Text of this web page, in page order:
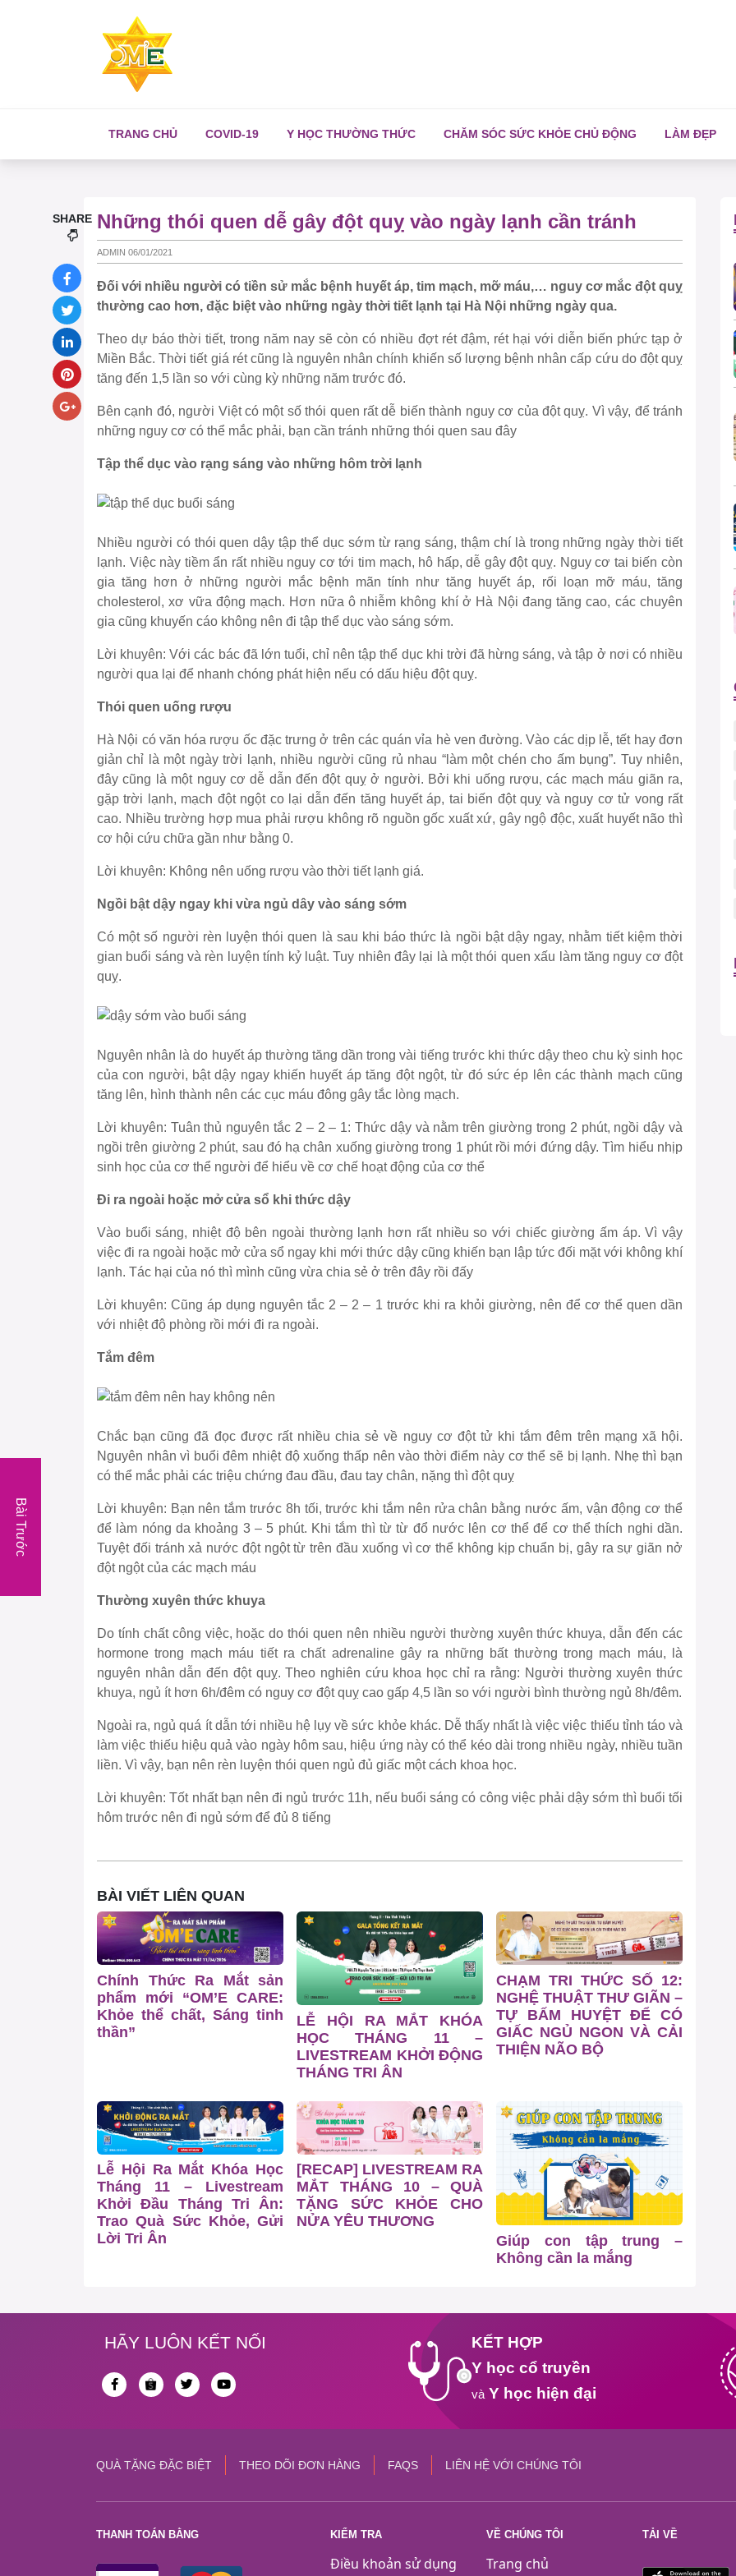
TRANG CHỦ COVID-19 Y HỌC THƯỜNG THỨC CHĂM SÓC SỨC KHỎE CHỦ ĐỘNG LÀM ĐẸP
Những thói quen dễ gây đột quỵ vào ngày lạnh cần tránh
ADMIN 06/01/2021
Đối với nhiều người có tiền sử mắc bệnh huyết áp, tim mạch, mỡ máu,… nguy cơ mắc đột quỵ
thường cao hơn, đặc biệt vào những ngày thời tiết lạnh tại Hà Nội những ngày qua.
Theo dự báo thời tiết, trong năm nay sẽ còn có nhiều đợt rét đậm, rét hại với diễn biến phức tạp ở
Miền Bắc. Thời tiết giá rét cũng là nguyên nhân chính khiến số lượng bệnh nhân cấp cứu do đột quỵ
tăng đến 1,5 lần so với cùng kỳ những năm trước đó.
Bên cạnh đó, người Việt có một số thói quen rất dễ biến thành nguy cơ của đột quỵ. Vì vậy, để tránh
những nguy cơ có thể mắc phải, bạn cần tránh những thói quen sau đây
Tập thể dục vào rạng sáng vào những hôm trời lạnh
Nhiều người có thói quen dậy tập thể dục sớm từ rạng sáng, thậm chí là trong những ngày thời tiết
lạnh. Việc này tiềm ẩn rất nhiều nguy cơ tới tim mạch, hô hấp, dễ gây đột quỵ. Nguy cơ tai biến còn
gia tăng hơn ở những người mắc bệnh mãn tính như tăng huyết áp, rối loạn mỡ máu, tăng
cholesterol, xơ vữa động mạch. Hơn nữa ô nhiễm không khí ở Hà Nội đang tăng cao, các chuyên
gia cũng khuyến cáo không nên đi tập thể dục vào sáng sớm.
Lời khuyên: Với các bác đã lớn tuổi, chỉ nên tập thể dục khi trời đã hừng sáng, và tập ở nơi có nhiều
người qua lại để nhanh chóng phát hiện nếu có dấu hiệu đột quỵ.
Thói quen uống rượu
Hà Nội có văn hóa rượu ốc đặc trưng ở trên các quán vỉa hè ven đường. Vào các dịp lễ, tết hay đơn
giản chỉ là một ngày trời lạnh, nhiều người cũng rủ nhau “làm một chén cho ấm bụng”. Tuy nhiên,
đây cũng là một nguy cơ dễ dẫn đến đột quỵ ở người. Bởi khi uống rượu, các mạch máu giãn ra,
gặp trời lạnh, mạch đột ngột co lại dẫn đến tăng huyết áp, tai biến đột quỵ và nguy cơ tử vong rất
cao. Nhiều trường hợp mua phải rượu không rõ nguồn gốc xuất xứ, gây ngộ độc, xuất huyết não thì
cơ hội cứu chữa gần như bằng 0.
Lời khuyên: Không nên uống rượu vào thời tiết lạnh giá.
Ngồi bật dậy ngay khi vừa ngủ dây vào sáng sớm
Có một số người rèn luyện thói quen là sau khi báo thức là ngồi bật dậy ngay, nhằm tiết kiệm thời
gian buổi sáng và rèn luyện tính kỷ luật. Tuy nhiên đây lại là một thói quen xấu làm tăng nguy cơ đột
quỵ.
Nguyên nhân là do huyết áp thường tăng dần trong vài tiếng trước khi thức dậy theo chu kỳ sinh học
của con người, bật dậy ngay khiến huyết áp tăng đột ngột, từ đó sức ép lên các thành mạch cũng
tăng lên, hình thành nên các cục máu đông gây tắc lòng mạch.
Lời khuyên: Tuân thủ nguyên tắc 2 – 2 – 1: Thức dậy và nằm trên giường trong 2 phút, ngồi dậy và
ngồi trên giường 2 phút, sau đó hạ chân xuống giường trong 1 phút rồi mới đứng dậy. Tìm hiểu nhịp
sinh học của cơ thể người để hiểu về cơ chế hoạt động của cơ thể
Đi ra ngoài hoặc mở cửa sổ khi thức dậy
Vào buổi sáng, nhiệt độ bên ngoài thường lạnh hơn rất nhiều so với chiếc giường ấm áp. Vì vậy
việc đi ra ngoài hoặc mở cửa sổ ngay khi mới thức dậy cũng khiến bạn lập tức đối mặt với không khí
lạnh. Tác hại của nó thì mình cũng vừa chia sẻ ở trên đây rồi đấy
Lời khuyên: Cũng áp dụng nguyên tắc 2 – 2 – 1 trước khi ra khỏi giường, nên để cơ thể quen dần
với nhiệt độ phòng rồi mới đi ra ngoài.
Tắm đêm
Chắc bạn cũng đã đọc được rất nhiều chia sẻ về nguy cơ đột tử khi tắm đêm trên mạng xã hội.
Nguyên nhân vì buổi đêm nhiệt độ xuống thấp nên vào thời điểm này cơ thể sẽ bị lạnh. Nhẹ thì bạn
có thể mắc phải các triệu chứng đau đầu, đau tay chân, nặng thì đột quỵ
Lời khuyên: Bạn nên tắm trước 8h tối, trước khi tắm nên rửa chân bằng nước ấm, vận động cơ thể
để làm nóng da khoảng 3 – 5 phút. Khi tắm thì từ từ đổ nước lên cơ thể để cơ thể thích nghi dần.
Tuyệt đối tránh xả nước đột ngột từ trên đầu xuống vì cơ thể không kịp chuẩn bị, gây ra sự giãn nở
đột ngột của các mạch máu
Thường xuyên thức khuya
Do tính chất công việc, hoặc do thói quen nên nhiều người thường xuyên thức khuya, dẫn đến các
hormone trong mạch máu tiết ra chất adrenaline gây ra những bất thường trong mạch máu, là
nguyên nhân dẫn đến đột quỵ. Theo nghiên cứu khoa học chỉ ra rằng: Người thường xuyên thức
khuya, ngủ ít hơn 6h/đêm có nguy cơ đột quỵ cao gấp 4,5 lần so với người bình thường ngủ 8h/đêm.
Ngoài ra, ngủ quá ít dẫn tới nhiều hệ lụy về sức khỏe khác. Dễ thấy nhất là việc việc thiếu tỉnh táo và
làm việc thiếu hiệu quả vào ngày hôm sau, hiệu ứng này có thể kéo dài trong nhiều ngày, nhiều tuần
liền. Vì vậy, bạn nên rèn luyện thói quen ngủ đủ giấc một cách khoa học.
Lời khuyên: Tốt nhất bạn nên đi ngủ trước 11h, nếu buổi sáng có công việc phải dậy sớm thì buổi tối
hôm trước nên đi ngủ sớm để đủ 8 tiếng
SHARE
BÀI VIẾT LIÊN QUAN
Chính Thức Ra Mắt sản
phẩm mới “OM’E CARE:
Khỏe thể chất, Sáng tinh
thần”
LỄ HỘI RA MẮT KHÓA
HỌC THÁNG 11 –
LIVESTREAM KHỞI ĐỘNG
THÁNG TRI ÂN
CHẠM TRI THỨC SỐ 12:
NGHỆ THUẬT THƯ GIÃN –
TỰ BẤM HUYỆT ĐỂ CÓ
GIẤC NGỦ NGON VÀ CẢI
THIỆN NÃO BỘ
Lễ Hội Ra Mắt Khóa Học
Tháng 11 – Livestream
Khởi Đầu Tháng Tri Ân:
Trao Quà Sức Khỏe, Gửi
Lời Tri Ân
[RECAP] LIVESTREAM RA
MẮT THÁNG 10 – QUÀ
TẶNG SỨC KHỎE CHO
NỬA YÊU THƯƠNG
Giúp con tập trung –
Không cần la mắng
Bài Trước
HÃY LUÔN KẾT NỐI
KẾT HỢP
Y học cổ truyền
và Y học hiện đại
QUÀ TẶNG ĐẶC BIỆT THEO DÕI ĐƠN HÀNG FAQS LIÊN HỆ VỚI CHÚNG TÔI
THANH TOÁN BẰNG KIỂM TRA
Điều khoản sử dụng
VỀ CHÚNG TÔI
Trang chủ
TẢI VỀ